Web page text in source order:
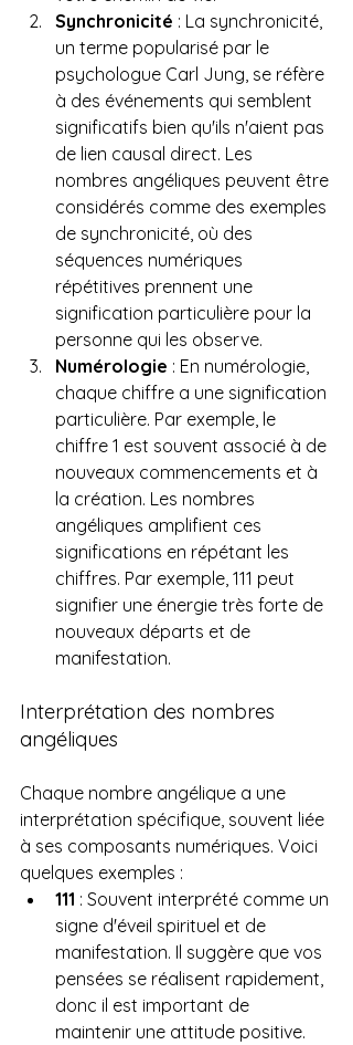
Synchronicité : La synchronicité,
un terme popularisé par le
psychologue Carl Jung, se réfère
à des événements qui semblent
significatifs bien qu'ils n'aient pas
de lien causal direct. Les
nombres angéliques peuvent être
considérés comme des exemples
de synchronicité, où des
séquences numériques
répétitives prennent une
signification particulière pour la
personne qui les observe.
Numérologie : En numérologie,
chaque chiffre a une signification
particulière. Par exemple, le
chiffre 1 est souvent associé à de
nouveaux commencements et à
la création. Les nombres
angéliques amplifient ces
significations en répétant les
chiffres. Par exemple, 111 peut
signifier une énergie très forte de
nouveaux départs et de
manifestation.
Interprétation des nombres
angéliques
Chaque nombre angélique a une
interprétation spécifique, souvent liée
à ses composants numériques. Voici
quelques exemples :
111 : Souvent interprété comme un
signe d'éveil spirituel et de
manifestation. Il suggère que vos
pensées se réalisent rapidement,
donc il est important de
maintenir une attitude positive.